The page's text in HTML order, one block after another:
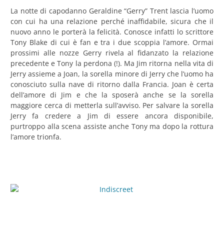
La notte di capodanno Geraldine “Gerry” Trent lascia l’uomo
con cui ha una relazione perché inaffidabile, sicura che il
nuovo anno le porterà la felicità. Conosce infatti lo scrittore
Tony Blake di cui è fan e tra i due scoppia l’amore. Ormai
prossimi alle nozze Gerry rivela al fidanzato la relazione
precedente e Tony la perdona (!). Ma Jim ritorna nella vita di
Jerry assieme a Joan, la sorella minore di Jerry che l’uomo ha
conosciuto sulla nave di ritorno dalla Francia. Joan è certa
dell’amore di Jim e che la sposerà anche se la sorella
maggiore cerca di metterla sull’avviso. Per salvare la sorella
Jerry fa credere a Jim di essere ancora disponibile,
purtroppo alla scena assiste anche Tony ma dopo la rottura
l’amore trionfa.